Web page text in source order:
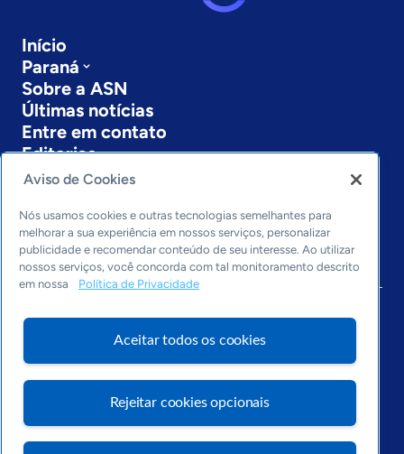
Início
Paraná
Sobre a ASN
Últimas notícias
Entre em contato
Editorias
Economia & Política
Inovação & Tecnologia
Cultura empreendedora
Dados
Arquivo
Aviso de Cookies
Nós usamos cookies e outras tecnologias semelhantes para
melhorar a sua experiência em nossos serviços, personalizar
publicidade e recomendar conteúdo de seu interesse. Ao utilizar
nossos serviços, você concorda com tal monitoramento descrito
em nossa
Política de Privacidade
Aceitar todos os cookies
Rejeitar cookies opcionais